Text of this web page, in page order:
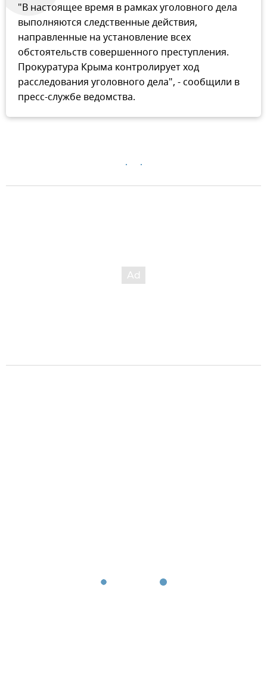
"В настоящее время в рамках уголовного дела
выполняются следственные действия,
направленные на установление всех
обстоятельств совершенного преступления.
Прокуратура Крыма контролирует ход
расследования уголовного дела", - сообщили в
пресс-службе ведомства.